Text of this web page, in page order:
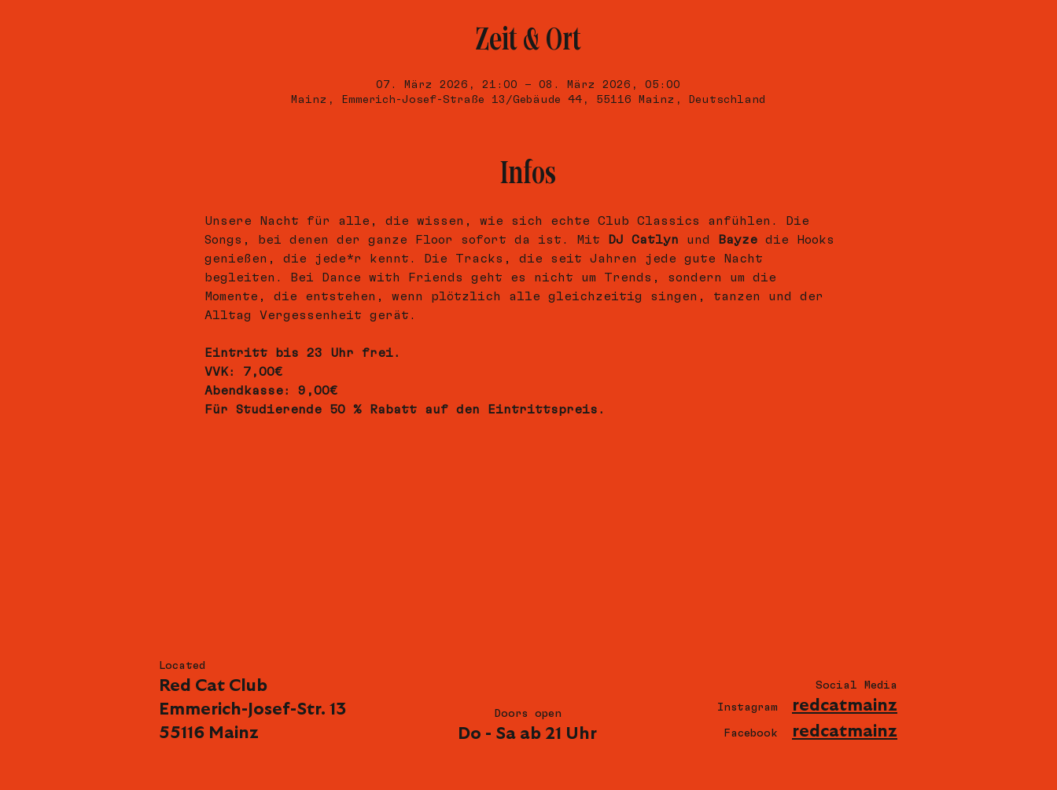
Zeit & Ort
07. März 2026, 21:00 – 08. März 2026, 05:00
Mainz, Emmerich-Josef-Straße 13/Gebäude 44, 55116 Mainz, Deutschland
Infos
Unsere Nacht für alle, die wissen, wie sich echte Club Classics anfühlen. Die
Songs, bei denen der ganze Floor sofort da ist. Mit
DJ Catlyn und Bayze die Hooks
genießen, die jede*r kennt. Die Tracks, die seit Jahren jede gute Nacht
begleiten. Bei Dance with Friends geht es nicht um Trends, sondern um die
Momente, die entstehen, wenn plötzlich alle gleichzeitig singen, tanzen und der
Alltag Vergessenheit gerät.
Eintritt bis 23 Uhr frei.
VVK: 7,00€
Abendkasse: 9,00€
Für Studierende 50 % Rabatt auf den Eintrittspreis.
Located
Red Cat Club
Emmerich-Josef-Str. 13
55116 Mainz
Doors open
Do - Sa ab 21 Uhr
Social Media
Instagram
redcatmainz
Facebook redcatmainz